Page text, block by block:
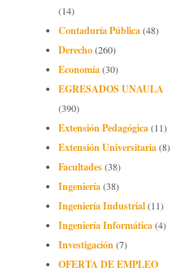
(14)
Contaduría Pública(48)
Derecho(260)
Economía(30)
EGRESADOS UNAULA
(390)
Extensión Pedagógica(11)
Extensión Universitaria(8)
Facultades(38)
Ingeniería(38)
Ingeniería Industrial(11)
Ingeniería Informática(4)
Investigación(7)
OFERTA DE EMPLEO